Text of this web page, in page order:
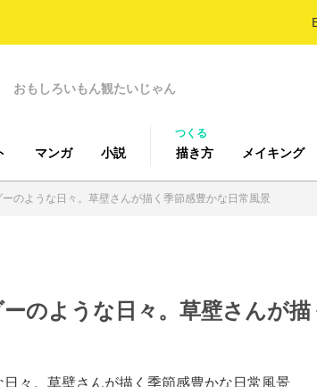
おもしろいもん観たいじゃん
マンガ 小説
つくる
描き方 メイキング
ーのような日々。草壁さんが描く季節感豊かな日常風景
のような日々。草壁さんが